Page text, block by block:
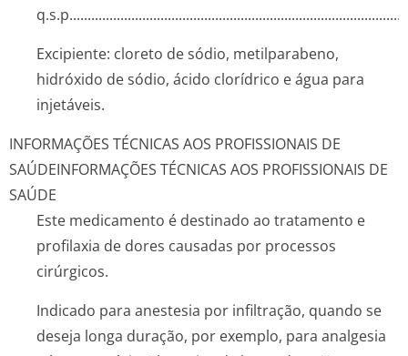
Excipiente: cloreto de sódio, metilparabeno,
hidróxido de sódio, ácido clorídrico e água para
injetáveis.
INFORMAÇÕES TÉCNICAS AOS PROFISSIONAIS DE
SAÚDEINFORMAÇÕES TÉCNICAS AOS PROFISSIONAIS DE
SAÚDE
Este medicamento é destinado ao tratamento e
profilaxia de dores causadas por processos
cirúrgicos.
Indicado para anestesia por infiltração, quando se
deseja longa duração, por exemplo, para analgesia